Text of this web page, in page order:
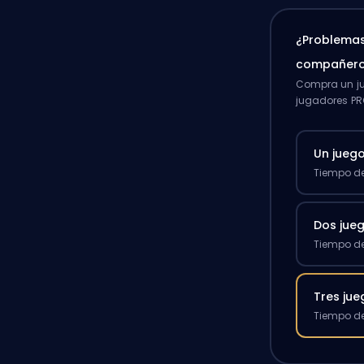
Compra un
jugadores
Un
Tiempo
Dos
Tiempo
Tres
Tiempo